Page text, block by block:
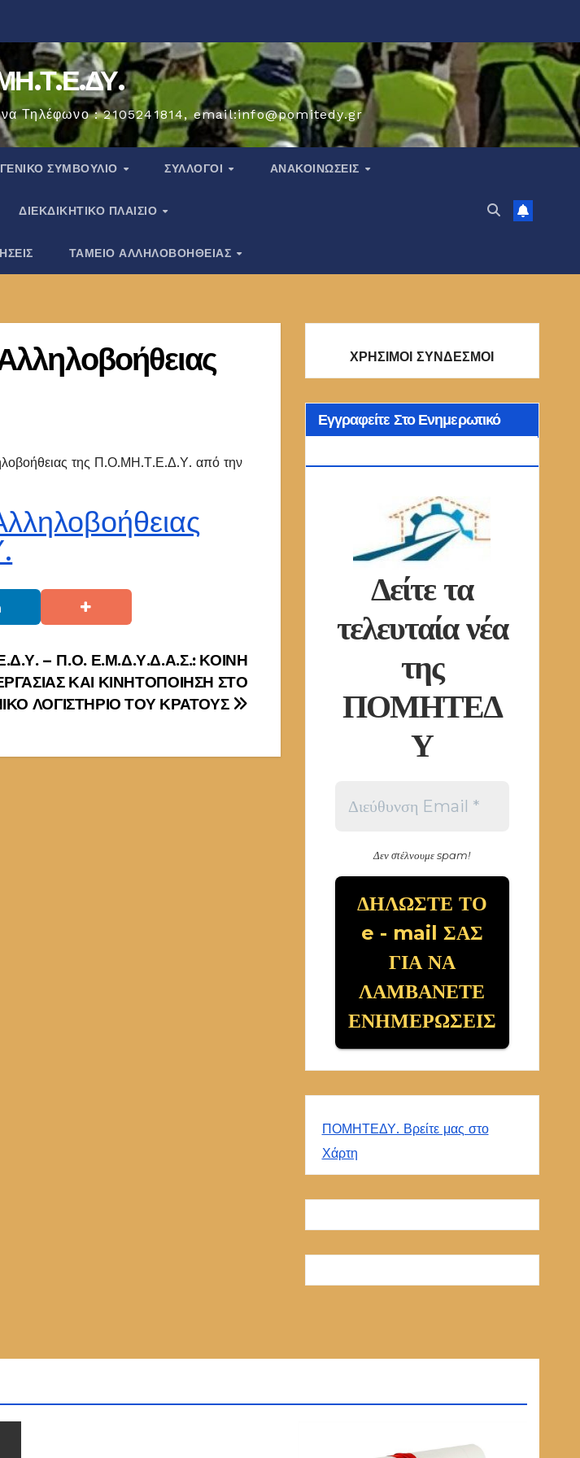
Τηλέφωνο : 2105241814, email:info@pomitedy.gr
ΓΕΝΙΚΟ ΣΥΜΒΟΥΛΙΟ ΣΎΛΛΟΓΟΙ ΑΝΑΚΟΙΝΏΣΕΙΣ
ΔΙΕΚΔΙΚΗΤΙΚΟ ΠΛΑΙΣΙΟ
ΤΑΜΕΙΟ ΑΛΛΗΛΟΒΟΗΘΕΙΑΣ
της Π.Ο.ΜΗ.Τ.Ε.Δ.Υ. από την
– Π.Ο. Ε.Μ.Δ.Υ.Δ.Α.Σ.: ΚΟΙΝΗ
ΚΑΙ ΚΙΝΗΤΟΠΟΙΗΣΗ ΣΤΟ
ΛΟΓΙΣΤΗΡΙΟ ΤΟΥ ΚΡΑΤΟΥΣ
ΧΡΗΣΙΜΟΙ ΣΥΝΔΕΣΜΟΙ
Εγγραφείτε Στο Ενημερωτικό
Δείτε τα
τελευταία νέα
της
ΠΟΜΗΤΕΔ
Υ
Δεν στέλνουμε spam!
ΠΟΜΗΤΕΔΥ. Βρείτε μας στο
Χάρτη